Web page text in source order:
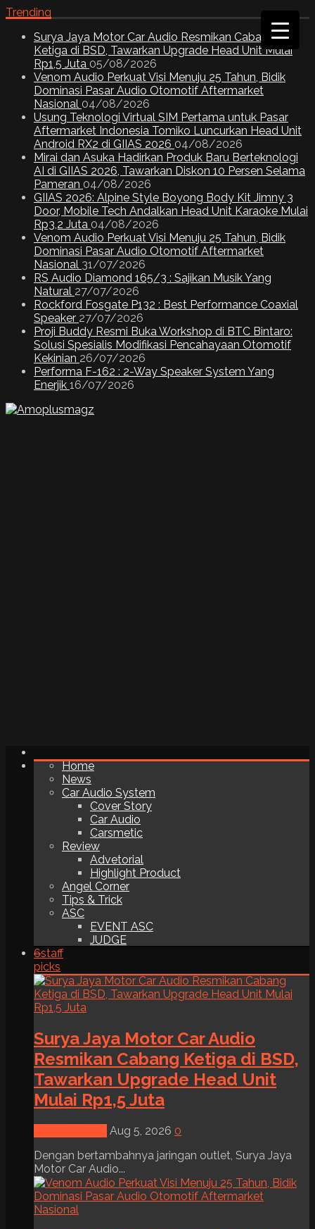
Trending
Surya Jaya Motor Car Audio Resmikan Cabang
Ketiga di BSD, Tawarkan Upgrade Head Unit Mulai
Rp1,5 Juta 05/08/2026
Venom Audio Perkuat Visi Menuju 25 Tahun, Bidik
Dominasi Pasar Audio Otomotif Aftermarket
Nasional 04/08/2026
Usung Teknologi Virtual SIM Pertama untuk Pasar
Aftermarket Indonesia Tomiko Luncurkan Head Unit
Android RX2 di GIIAS 2026 04/08/2026
Mirai dan Asuka Hadirkan Produk Baru Berteknologi
AI di GIIAS 2026, Tawarkan Diskon 10 Persen Selama
Pameran 04/08/2026
GIIAS 2026: Alpine Style Boyong Body Kit Jimny 3
Door, Mobile Tech Andalkan Head Unit Karaoke Mulai
Rp3,2 Juta 04/08/2026
Venom Audio Perkuat Visi Menuju 25 Tahun, Bidik
Dominasi Pasar Audio Otomotif Aftermarket
Nasional 31/07/2026
RS Audio Diamond 165/3 : Sajikan Musik Yang
Natural 27/07/2026
Rockford Fosgate P132 : Best Performance Coaxial
Speaker 27/07/2026
Proji Buddy Resmi Buka Workshop di BTC Bintaro:
Solusi Spesialis Modifikasi Pencahayaan Otomotif
Kekinian 26/07/2026
Performa F-162 : 2-Way Speaker System Yang
Enerjik 16/07/2026
Home
News
Car Audio System
Cover Story
Car Audio
Carsmetic
Review
Advetorial
Highlight Product
Angel Corner
Tips & Trick
ASC
EVENT ASC
JUDGE
6staff
picks
Surya Jaya Motor Car Audio
Resmikan Cabang Ketiga di BSD,
Tawarkan Upgrade Head Unit
Mulai Rp1,5 Juta
Aug 5, 2026 0
Dengan bertambahnya jaringan outlet, Surya Jaya
Motor Car Audio...